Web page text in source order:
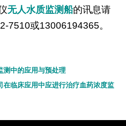
无人水质监测船的讯息请
7510或13006194365。
测中的应用与预处理
在临床应用中应进行治疗血药浓度监